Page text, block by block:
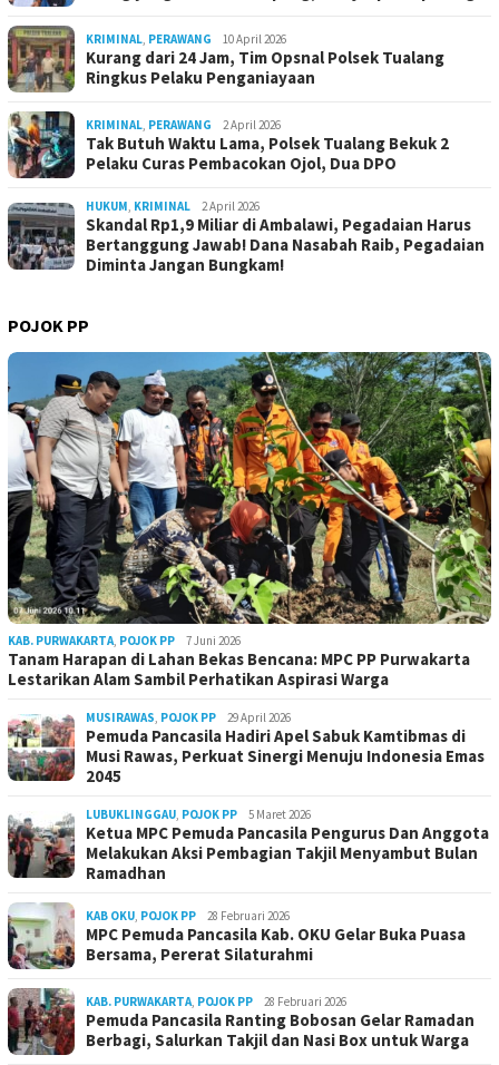
KRIMINAL, PERAWANG 10 April 2026
Kurang dari 24 Jam, Tim Opsnal Polsek Tualang
Ringkus Pelaku Penganiayaan
KRIMINAL, PERAWANG 2 April 2026
Tak Butuh Waktu Lama, Polsek Tualang Bekuk 2
Pelaku Curas Pembacokan Ojol, Dua DPO
HUKUM, KRIMINAL 2 April 2026
Skandal Rp1,9 Miliar di Ambalawi, Pegadaian Harus
Bertanggung Jawab! Dana Nasabah Raib, Pegadaian
Diminta Jangan Bungkam!
POJOK PP
KAB. PURWAKARTA, POJOK PP 7 Juni 2026
Tanam Harapan di Lahan Bekas Bencana: MPC PP Purwakarta
Lestarikan Alam Sambil Perhatikan Aspirasi Warga
MUSIRAWAS, POJOK PP 29 April 2026
Pemuda Pancasila Hadiri Apel Sabuk Kamtibmas di
Musi Rawas, Perkuat Sinergi Menuju Indonesia Emas
2045
LUBUKLINGGAU, POJOK PP 5 Maret 2026
Ketua MPC Pemuda Pancasila Pengurus Dan Anggota
Melakukan Aksi Pembagian Takjil Menyambut Bulan
Ramadhan
KAB OKU, POJOK PP 28 Februari 2026
MPC Pemuda Pancasila Kab. OKU Gelar Buka Puasa
Bersama, Pererat Silaturahmi
KAB. PURWAKARTA, POJOK PP 28 Februari 2026
Pemuda Pancasila Ranting Bobosan Gelar Ramadan
Berbagi, Salurkan Takjil dan Nasi Box untuk Warga